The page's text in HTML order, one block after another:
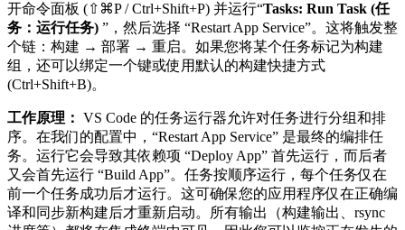
开命令面板 (⇧⌘P / Ctrl+Shift+P) 并运行“Tasks: Run Task (任
务：运行任务) ”，然后选择 “Restart App Service”。这将触发整
个链：构建 → 部署 → 重启。如果您将某个任务标记为构建
组，还可以绑定一个键或使用默认的构建快捷方式
(Ctrl+Shift+B)。
工作原理： VS Code 的任务运行器允许对任务进行分组和排
序。在我们的配置中，“Restart App Service” 是最终的编排任
务。运行它会导致其依赖项 “Deploy App” 首先运行，而后者
又会首先运行 “Build App”。任务按顺序运行，每个任务仅在
前一个任务成功后才运行。这可确保您的应用程序仅在正确编
译和同步新构建后才重新启动。所有输出（构建输出、rsync